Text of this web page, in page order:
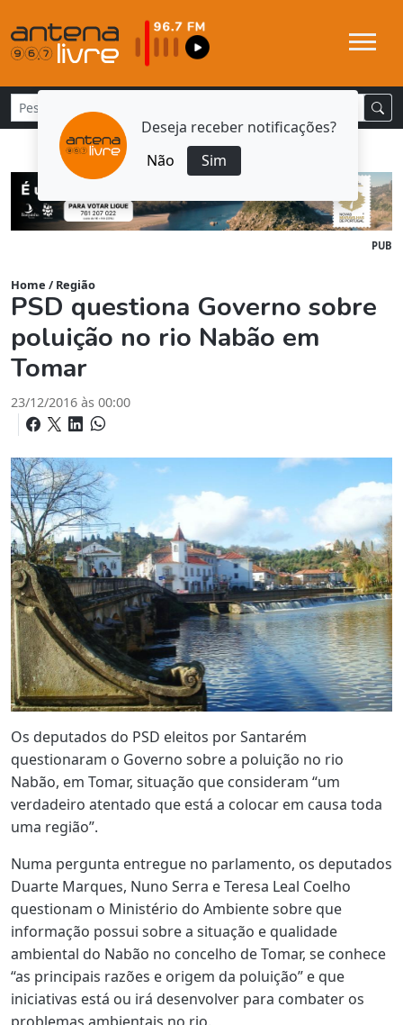
Deseja receber notificações?
Não
Sim
PUB
Home / Região
PSD questiona Governo sobre
poluição no rio Nabão em
Tomar
23/12/2016 às 00:00
Os deputados do PSD eleitos por Santarém
questionaram o Governo sobre a poluição no rio
Nabão, em Tomar, situação que consideram “um
verdadeiro atentado que está a colocar em causa toda
uma região”.
Numa pergunta entregue no parlamento, os deputados
Duarte Marques, Nuno Serra e Teresa Leal Coelho
questionam o Ministério do Ambiente sobre que
informação possui sobre a situação e qualidade
ambiental do Nabão no concelho de Tomar, se conhece
“as principais razões e origem da poluição” e que
iniciativas está ou irá desenvolver para combater os